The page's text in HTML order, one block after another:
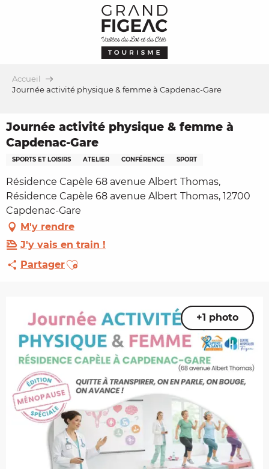
Accueil
Journée activité physique & femme à Capdenac-Gare
Journée activité physique & femme à
Capdenac-Gare
SPORTS ET LOISIRS ATELIER CONFÉRENCE SPORT
Résidence Capèle 68 avenue Albert Thomas,
Résidence Capèle 68 avenue Albert Thomas, 12700
Capdenac-Gare
M'y rendre
J'y vais en train !
PartagerAjouter aux favoris
+1 photo